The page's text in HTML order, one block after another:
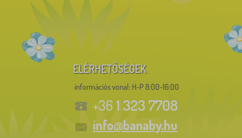
ELÉRHETŐSÉGEK
információs vonal: H-P 8:00-16:00
+361 323 7708
info@banaby.hu